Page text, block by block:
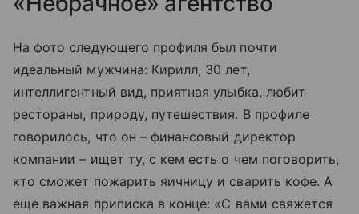
На фото следующего профиля был почти
идеальный мужчина: Кирилл, 30 лет,
интеллигентный вид, приятная улыбка, любит
рестораны, природу, путешествия. В профиле
говорилось, что он – финансовый директор
компании – ищет ту, с кем есть о чем поговорить,
кто сможет пожарить яичницу и сварить кофе. А
еще важная приписка в конце: «С вами свяжется